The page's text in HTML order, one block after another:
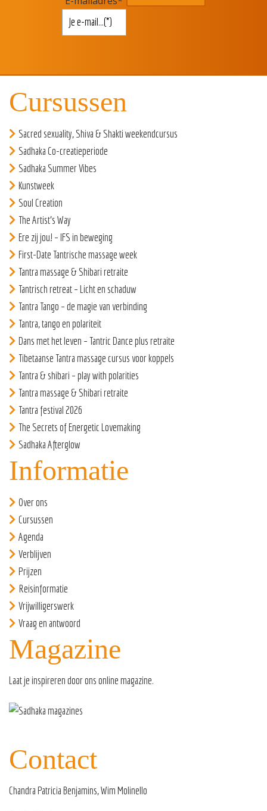
Cursussen
Sacred sexuality, Shiva & Shakti weekendcursus
Sadhaka Co-creatieperiode
Sadhaka Summer Vibes
Kunstweek
Soul Creation
The Artist’s Way
Ere zij jou! – IFS in beweging
First-Date Tantrische massage week
Tantra massage & Shibari retraite
Tantrisch retreat – Licht en schaduw
Tantra Tango – de magie van verbinding
Tantra, tango en polariteit
Dans met het leven – Tantric Dance plus retraite
Tibetaanse Tantra massage cursus voor koppels
Tantra & shibari – play with polarities
Tantra massage & Shibari retraite
Tantra festival 2026
The Secrets of Energetic Lovemaking
Sadhaka Afterglow
Informatie
Over ons
Cursussen
Agenda
Verblijven
Prijzen
Reisinformatie
Vrijwilligerswerk
Vraag en antwoord
Magazine
Laat je inspireren door ons online magazine.
Contact
Chandra Patricia Benjamins, Wim Molinello